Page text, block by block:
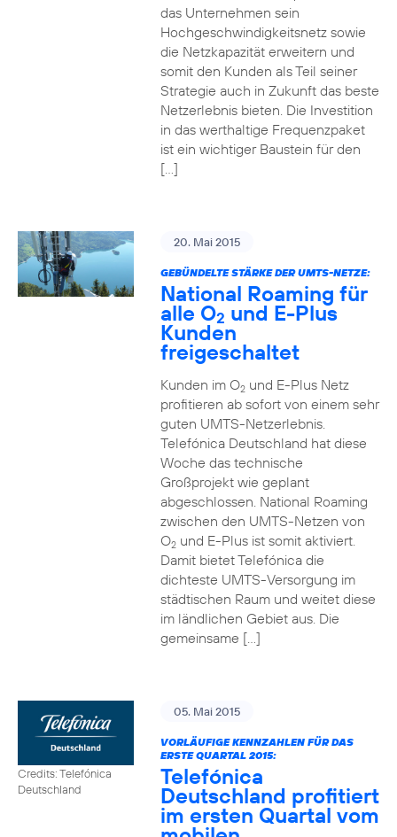
das Unternehmen sein
Hochgeschwindigkeitsnetz sowie
die Netzkapazität erweitern und
somit den Kunden als Teil seiner
Strategie auch in Zukunft das beste
Netzerlebnis bieten. Die Investition
in das werthaltige Frequenzpaket
ist ein wichtiger Baustein für den
[…]
20. Mai 2015
GEBÜNDELTE STÄRKE DER UMTS-NETZE:
National Roaming für
alle O2 und E-Plus
Kunden
freigeschaltet
Kunden im O2und E-Plus Netz
profitieren ab sofort von einem sehr
guten UMTS-Netzerlebnis.
Telefónica Deutschland hat diese
Woche das technische
Großprojekt wie geplant
abgeschlossen. National Roaming
zwischen den UMTS-Netzen von
O2und E-Plus ist somit aktiviert.
Damit bietet Telefónica die
dichteste UMTS-Versorgung im
städtischen Raum und weitet diese
im ländlichen Gebiet aus. Die
gemeinsame […]
Credits: Telefónica
Deutschland
05. Mai 2015
VORLÄUFIGE KENNZAHLEN FÜR DAS
ERSTE QUARTAL 2015:
Telefónica
Deutschland profitiert
im ersten Quartal vom